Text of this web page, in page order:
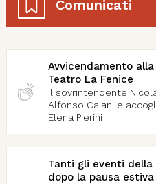
Comunicati
Avvicendamento
Teatro La Fenice
Il sovrintendente
Alfonso Caiani e
Elena Pierini
Tanti gli eventi
dopo la pausa estiva